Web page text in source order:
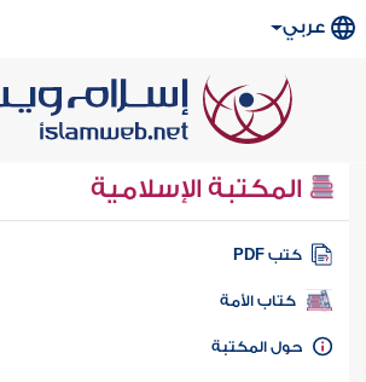
عربي
المكتبة الإسلامية
كتب PDF
كتاب الأمة